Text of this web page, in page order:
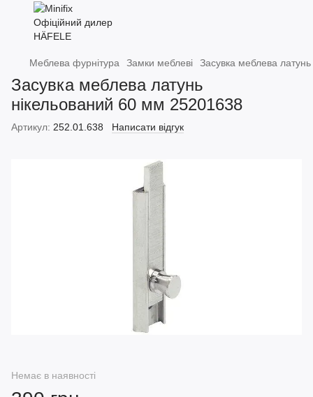
Меблева фурнітура Замки меблеві Засувка меблева
Засувка меблева латунь
нікельований 60 мм 25201638
Артикул: 252.01.638 Написати відгук
Немає в наявності